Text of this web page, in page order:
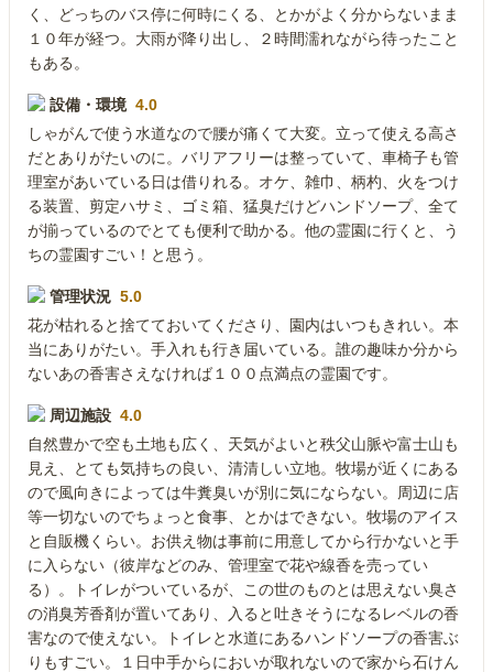
く、どっちのバス停に何時にくる、とかがよく分からないまま
１０年が経つ。大雨が降り出し、２時間濡れながら待ったこと
もある。
設備・環境 4.0
しゃがんで使う水道なので腰が痛くて大変。立って使える高さ
だとありがたいのに。バリアフリーは整っていて、車椅子も管
理室があいている日は借りれる。オケ、雑巾、柄杓、火をつけ
る装置、剪定ハサミ、ゴミ箱、猛臭だけどハンドソープ、全て
が揃っているのでとても便利で助かる。他の霊園に行くと、う
ちの霊園すごい！と思う。
管理状況 5.0
花が枯れると捨てておいてくださり、園内はいつもきれい。本
当にありがたい。手入れも行き届いている。誰の趣味か分から
ないあの香害さえなければ１００点満点の霊園です。
周辺施設 4.0
自然豊かで空も土地も広く、天気がよいと秩父山脈や富士山も
見え、とても気持ちの良い、清清しい立地。牧場が近くにある
ので風向きによっては牛糞臭いが別に気にならない。周辺に店
等一切ないのでちょっと食事、とかはできない。牧場のアイス
と自販機くらい。お供え物は事前に用意してから行かないと手
に入らない（彼岸などのみ、管理室で花や線香を売ってい
る）。トイレがついているが、この世のものとは思えない臭さ
の消臭芳香剤が置いてあり、入ると吐きそうになるレベルの香
害なので使えない。トイレと水道にあるハンドソープの香害ぶ
りもすごい。１日中手からにおいが取れないので家から石けん